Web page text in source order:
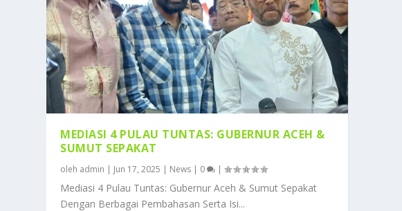
MEDIASI 4 PULAU TUNTAS: GUBERNUR ACEH &
SUMUT SEPAKAT
oleh admin | Jun 17, 2025 | News | 0 |
Mediasi 4 Pulau Tuntas: Gubernur Aceh & Sumut Sepakat
Dengan Berbagai Pembahasan Serta Isi...